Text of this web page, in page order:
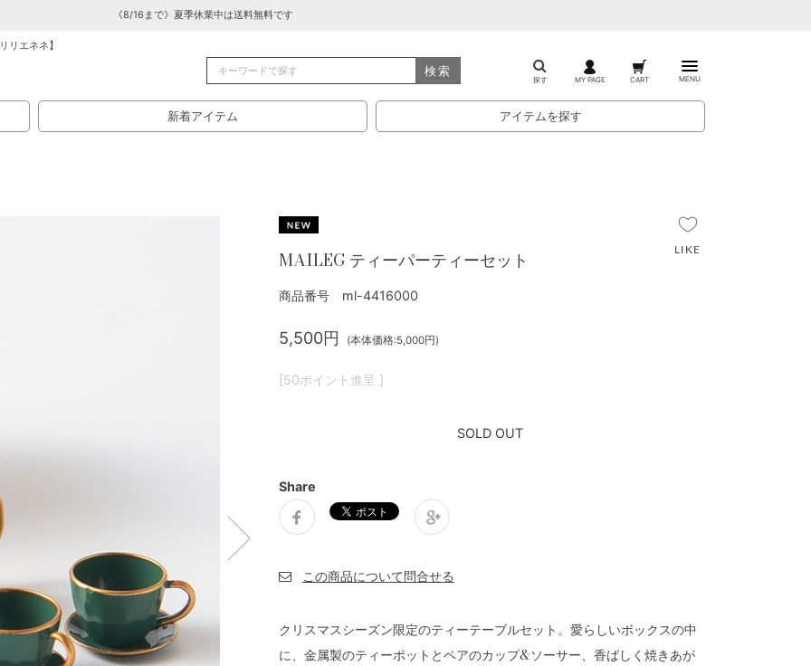
《8/16まで》夏季休業中は送料無料です
リエネネ】
検索
探す MY PAGE CART MENU
新着アイテム アイテムを探す
MAILEG ティーパーティーセット
商品番号 ml-4416000
5,500円 (本体価格:5,000円)
[50ポイント進呈 ]
SOLD OUT
Share
クリスマスシーズン限定のティーテーブルセット。愛らしいボックスの中
に、金属製のティーポットとペアのカップ&ソーサー、香ばしく焼きあが